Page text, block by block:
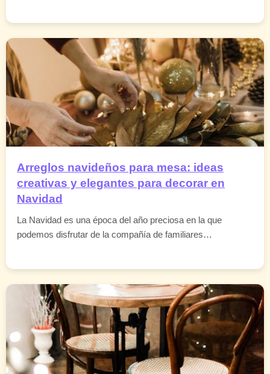
Arreglos navideños para mesa: ideas
creativas y elegantes para decorar en
Navidad
La Navidad es una época del año preciosa en la que
podemos disfrutar de la compañía de familiares…